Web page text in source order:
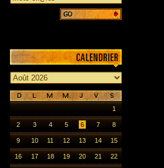
1
2 3 4 5 6 7 8
9 10 11 12 13 14 15
16 17 18 19 20 21 22